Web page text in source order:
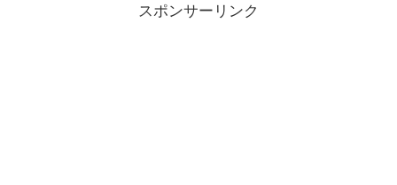
スポンサーリンク